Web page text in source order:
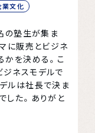
業文化
の塾生が集ま
に販売とビジネ
かを決める。こ
ネスモデルで
ルは社長で決ま
した。ありがと